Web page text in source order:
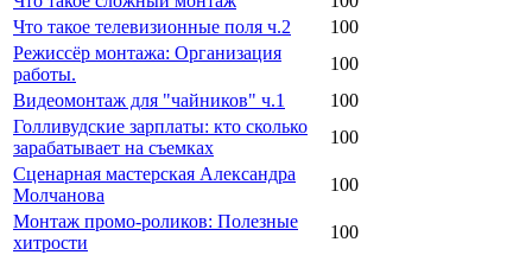
Что такое телевизионные поля ч.2
100
Режиссёр монтажа: Организация
работы.
100
Видеомонтаж для "чайников" ч.1
100
Голливудские зарплаты: кто сколько
зарабатывает на съемках
100
Сценарная мастерская Александра
Молчанова
100
Монтаж промо-роликов: Полезные
хитрости
100